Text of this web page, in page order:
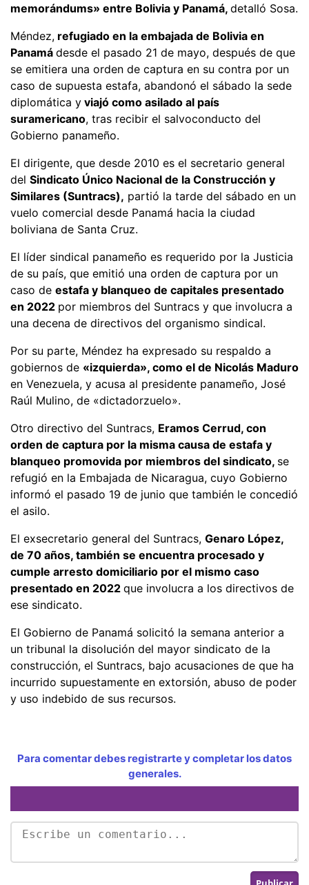
memorándums» entre Bolivia y Panamá, detalló Sosa.
Méndez, refugiado en la embajada de Bolivia en
Panamá desde el pasado 21 de mayo, después de que
se emitiera una orden de captura en su contra por un
caso de supuesta estafa, abandonó el sábado la sede
diplomática y viajó como asilado al país
suramericano, tras recibir el salvoconducto del
Gobierno panameño.
El dirigente, que desde 2010 es el secretario general
del Sindicato Único Nacional de la Construcción y
Similares (Suntracs), partió la tarde del sábado en un
vuelo comercial desde Panamá hacia la ciudad
boliviana de Santa Cruz.
El líder sindical panameño es requerido por la Justicia
de su país, que emitió una orden de captura por un
caso de estafa y blanqueo de capitales presentado
en 2022 por miembros del Suntracs y que involucra a
una decena de directivos del organismo sindical.
Por su parte, Méndez ha expresado su respaldo a
gobiernos de «izquierda», como el de Nicolás Maduro
en Venezuela, y acusa al presidente panameño, José
Raúl Mulino, de «dictadorzuelo».
Otro directivo del Suntracs, Eramos Cerrud, con
orden de captura por la misma causa de estafa y
blanqueo promovida por miembros del sindicato, se
refugió en la Embajada de Nicaragua, cuyo Gobierno
informó el pasado 19 de junio que también le concedió
el asilo.
El exsecretario general del Suntracs, Genaro López,
de 70 años, también se encuentra procesado y
cumple arresto domiciliario por el mismo caso
presentado en 2022 que involucra a los directivos de
ese sindicato.
El Gobierno de Panamá solicitó la semana anterior a
un tribunal la disolución del mayor sindicato de la
construcción, el Suntracs, bajo acusaciones de que ha
incurrido supuestamente en extorsión, abuso de poder
y uso indebido de sus recursos.
Para comentar debes registrarte y completar los datos
generales.